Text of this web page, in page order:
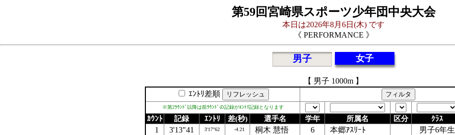
第59回宮崎県スポーツ少年団中央大会
本日は2026年8月6日(木) です
《 PERFORMANCE 》
男子 女子
【 男子 1000m 】
ｴﾝﾄﾘ差順
※第2ﾗｳﾝﾄﾞ以降は前ﾗｳﾝﾄﾞの記録がｴﾝﾄﾘ記録となります
ｶｳﾝﾄ 記録 ｴﾝﾄﾘ 差(秒) 選手名 学年 所属名 区分 ｸﾗｽ
1 3'13"41 3'17"62 -4.21 桐木 慧悟 6 本郷ｱｽﾘｰﾄ 男子6年生